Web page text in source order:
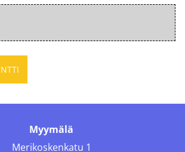
Myymälä
Merikoskenkatu 1